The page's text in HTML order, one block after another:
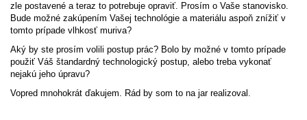
zle postavené a teraz to potrebuje opraviť. Prosím o Vaše stanovisko.
Bude možné zakúpením Vašej technológie a materiálu aspoň znížiť v
tomto prípade vlhkosť muriva?
Aký by ste prosím volili postup prác? Bolo by možné v tomto prípade
použiť Váš štandardný technologický postup, alebo treba vykonať
nejakú jeho úpravu?
Vopred mnohokrát ďakujem. Rád by som to na jar realizoval.